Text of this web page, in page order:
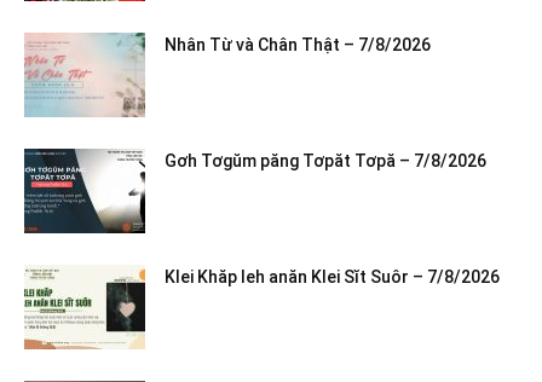
Nhân Từ và Chân Thật – 7/8/2026
Gơh Tơgŭm păng Tơpăt Tơpă – 7/8/2026
Klei Khăp leh anăn Klei Sĭt Suôr – 7/8/2026